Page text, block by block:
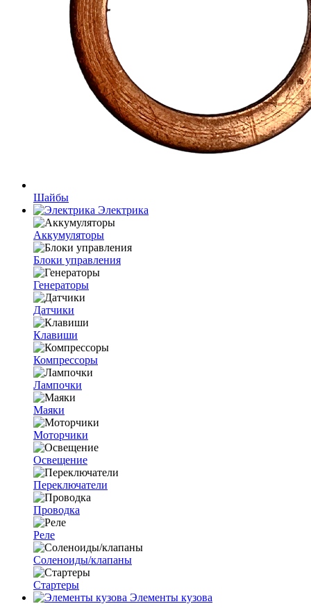
Шайбы
Электрика
Аккумуляторы
Блоки управления
Генераторы
Датчики
Клавиши
Компрессоры
Лампочки
Маяки
Моторчики
Освещение
Переключатели
Проводка
Реле
Соленоиды/клапаны
Стартеры
Элементы кузова